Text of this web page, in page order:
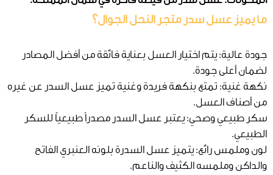
ما يميز عسل سدر متجر النحل الجوال؟
جودة عالية: يتم اختيار العسل بعناية فائقة من أفضل المصادر
لضمان أعلى جودة.
نكهة غنية: تمتع بنكهة فريدة وغنية تميز عسل السدر عن غيره
من أصناف العسل.
سكر طبيعي وصحي: يعتبر عسل السدر مصدراً طبيعياً للسكر
الطبيعي.
لون وملمس رائع: يتميز عسل السدرة بلونه العنبري الفاتح
والداكن وملمسه الكثيف والناعم.